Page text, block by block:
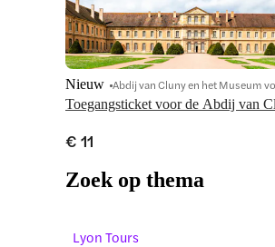
Toegangsticket voor de Abdij van
Nieuw
€ 11
Zoek op thema
Lyon Tours